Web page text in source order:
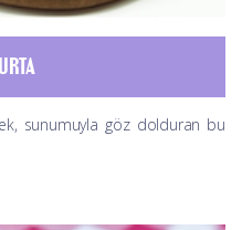
sunumuyla göz dolduran bu